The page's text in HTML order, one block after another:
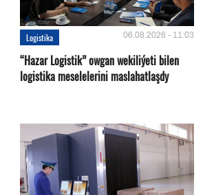
Logistika 06.08.2026 - 11:03
“Hazar Logistik” owgan wekiliýeti bilen
logistika meselelerini maslahatlaşdy